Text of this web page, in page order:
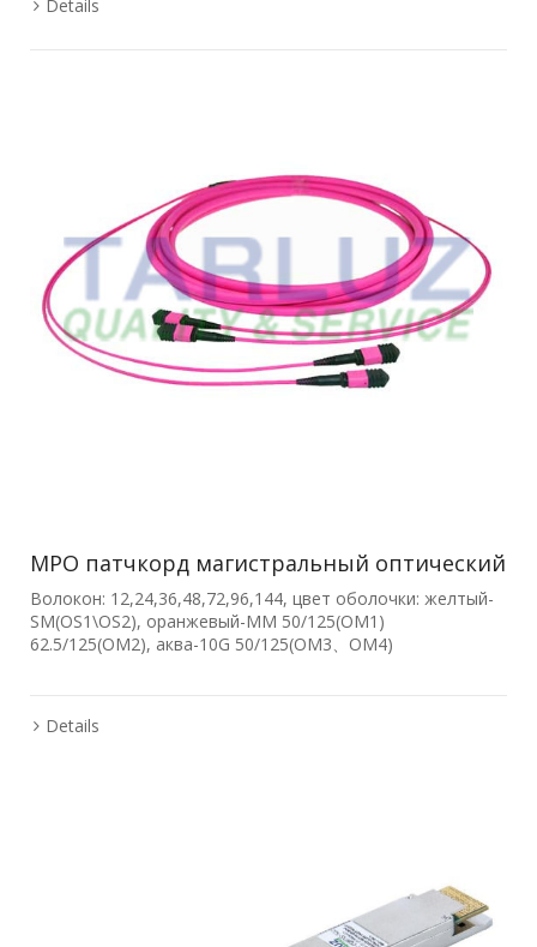
Details
MPO патчкорд магистральный оптический
Волокон: 12,24,36,48,72,96,144, цвет оболочки: желтый-
SM(OS1\OS2), оранжевый-MM 50/125(OM1)
62.5/125(OM2), аква-10G 50/125(OM3、OM4)
Details